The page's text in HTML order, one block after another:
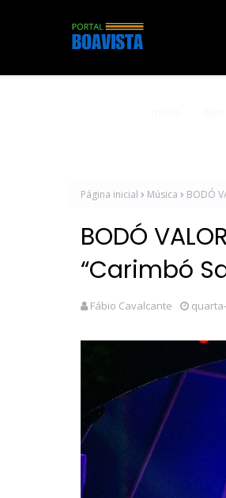
Página inicial Música BODÓ
BODÓ
“Carimbó
Fábio Cavalcante